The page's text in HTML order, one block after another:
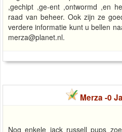
,gechipt ,ge-ent ,ontwormd ,en
raad van beheer. Ook zijn ze
verdere informatie kunt u bellen
merza@planet.nl.
Merza -0
Nog enkele jack russell pups